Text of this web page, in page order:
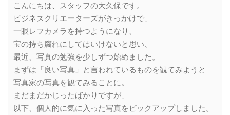
こんにちは、スタッフの大久保です。
ビジネスクリエーターズがきっかけで、
一眼レフカメラを持つようになり、
宝の持ち腐れにしてはいけないと思い、
最近、写真の勉強を少しずつ始めました。
まずは「良い写真」と言われているものを観てみようと
写真家の写真を観てみることに。
まだまだかじったばかりですが、
以下、個人的に気に入った写真をピックアップしました。